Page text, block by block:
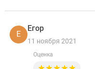
Е
Егор
11 ноября 2021
Оценка